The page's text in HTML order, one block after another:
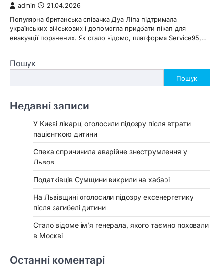
admin 21.04.2026
Популярна британська співачка Дуа Ліпа підтримала
українських військових і допомогла придбати пікап для
евакуації поранених. Як стало відомо, платформа Service95,…
Пошук
Пошук
Недавні записи
У Києві лікарці оголосили підозру після втрати
пацієнткою дитини
Спека спричинила аварійне знеструмлення у
Львові
Податківців Сумщини викрили на хабарі
На Львівщині оголосили підозру ексенергетику
після загибелі дитини
Стало відоме ім’я генерала, якого таємно поховали
в Москві
Останні коментарі